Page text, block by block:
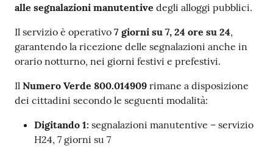
alle segnalazioni manutentive degli alloggi pubblici.
Il servizio è operativo 7 giorni su 7, 24 ore su 24,
garantendo la ricezione delle segnalazioni anche in
orario notturno, nei giorni festivi e prefestivi.
Il Numero Verde 800.014909 rimane a disposizione
dei cittadini secondo le seguenti modalità:
Digitando 1: segnalazioni manutentive – servizio
H24, 7 giorni su 7